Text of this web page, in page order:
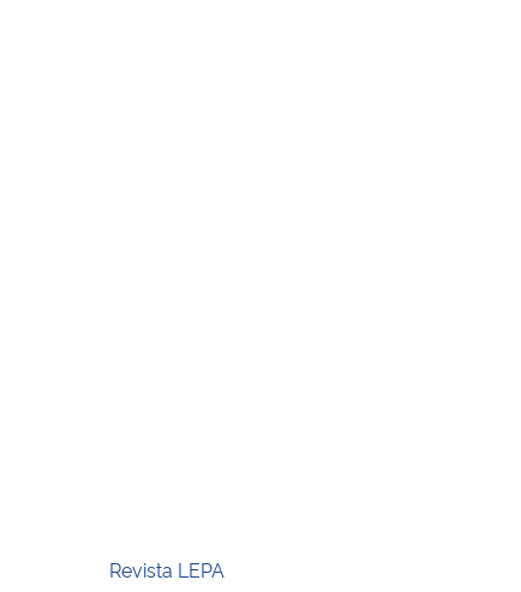
Revista LEPA